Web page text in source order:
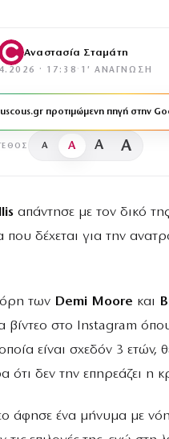
Αναστασία Σταμάτη
· 17:38 · 1′ ΑΝΆΓΝΩΣΗ
προτιμώμενη πηγή στην
A A A A
απάντησε με τον δικό
που δέχεται για την
των Demi Moore και
βίντεο στο Instagram
είναι σχεδόν 3 ετών,
ότι δεν την επηρεάζει η
άφησε ένα μήνυμα με